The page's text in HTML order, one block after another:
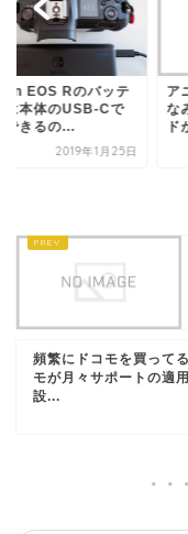
Rのバッテ
体のUSB-Cで
るの...
2019年1月25日
アニ
なみ
ドが
頻繁にドコモを買って
モが月々サポートの適
設...